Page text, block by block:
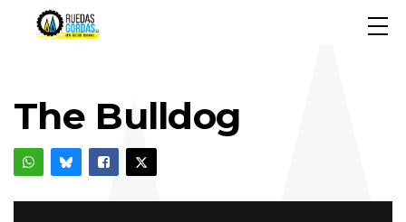
The Bulldog